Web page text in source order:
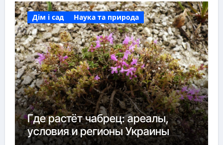
Дім і сад Наука та природа
Где растёт чабрец: ареалы,
условия и регионы Украины